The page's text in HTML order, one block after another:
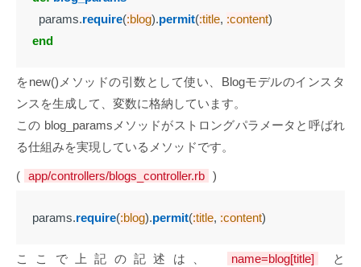
params.require(:blog).permit(:title, :content)
end
をnew()メソッドの引数として使い、Blogモデルのインスタ
ンスを生成して、変数に格納しています。
この blog_paramsメソッドがストロングパラメータと呼ばれ
る仕組みを実現しているメソッドです。
( app/controllers/blogs_controller.rb )
params.require(:blog).permit(:title, :content)
ここで上記の記述は、 name=blog[title]
と